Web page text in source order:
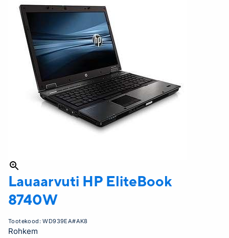
Lauaarvuti HP EliteBook
8740W
Tootekood:WD939EA#AK8
Rohkem